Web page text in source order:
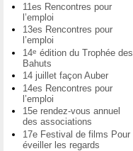
11es Rencontres pour
l’emploi
13es Rencontres pour
l’emploi
14e édition du Trophée des
Bahuts
14 juillet façon Auber
14es Rencontres pour
l’emploi
15e rendez-vous annuel
des associations
17e Festival de films Pour
éveiller les regards